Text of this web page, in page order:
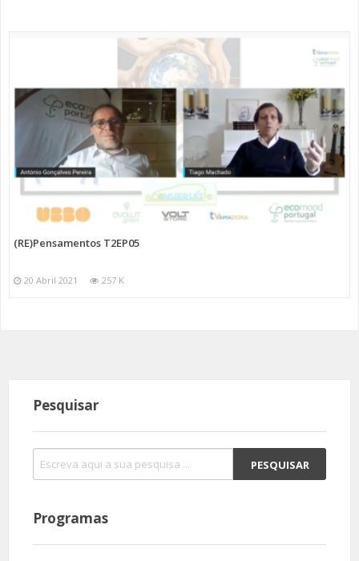
(RE)Pensamentos T2EP05
20 Abril 2021 257 K
Pesquisar
Programas